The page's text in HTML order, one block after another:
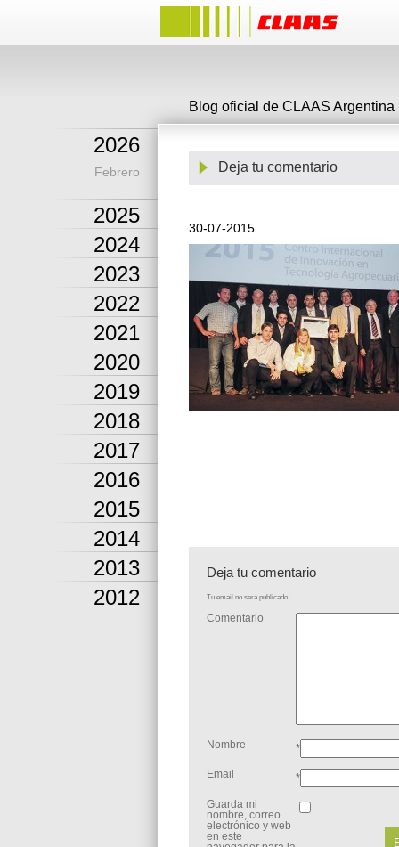
2026
Febrero
2025
2024
2023
2022
2021
2020
2019
2018
2017
2016
2015
2014
2013
2012
Blog oficial de CLAAS Argentina
Deja tu comentario
30-07-2015
Deja tu comentario
Tu email no será publicado
Comentario
Nombre *
Email *
Guarda mi
nombre, correo
electrónico y web
en este